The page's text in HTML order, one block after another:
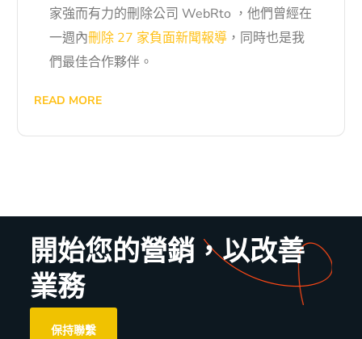
家強而有力的刪除公司 WebRto ，他們曾經在
一週內刪除 27 家負面新聞報導，同時也是我
們最佳合作夥伴。
READ MORE
開始您的營銷，以改善
業務
保持聯繫